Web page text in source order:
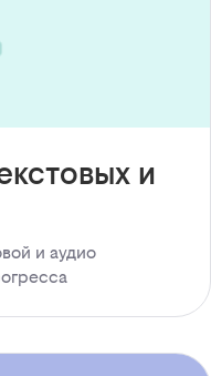
и
и аудио